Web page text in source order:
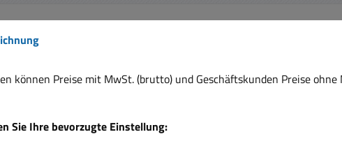
auf Lager!
Nur 2 auf Lager!
können Preise mit MwSt. (brutto) und Geschäftskunden Preise
Sie Ihre bevorzugte Einstellung: